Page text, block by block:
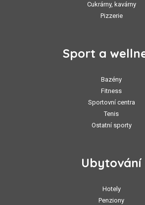
Cukrárny, kavárny
Pizzerie
Sport a
Bazény
Fitness
Sportovní centra
Tenis
Ostatní sporty
Ubytování
Hotely
Penziony